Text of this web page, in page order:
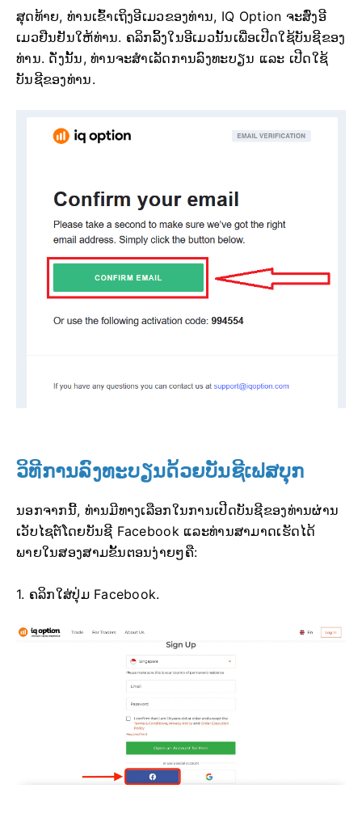
ສຸດທ້າຍ, ທ່ານເຂົ້າເຖິງອີເມວຂອງທ່ານ, IQ Option ຈະສົ່ງອີ
ເມວຢືນຢັນໃຫ້ທ່ານ. ຄລິກລິ້ງໃນອີເມວນັ້ນເພື່ອເປີດໃຊ້ບັນຊີຂອງ
ທ່ານ. ດັ່ງນັ້ນ, ທ່ານຈະສຳເລັດການລົງທະບຽນ ແລະ ເປີດໃຊ້
ບັນຊີຂອງທ່ານ.
ວິທີການລົງທະບຽນດ້ວຍບັນຊີເຟສບຸກ
ນອກຈາກນີ້, ທ່ານມີທາງເລືອກໃນການເປີດບັນຊີຂອງທ່ານຜ່ານ
ເວັບໄຊຕ໌ໂດຍບັນຊີ Facebook ແລະທ່ານສາມາດເຮັດໄດ້
ພາຍໃນສອງສາມຂັ້ນຕອນງ່າຍໆຄື:
1. ຄລິກໃສ່ປຸ່ມ Facebook.